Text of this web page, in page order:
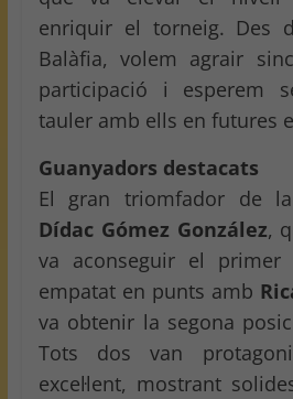
enriquir el torneig. Des
Balàfia, volem agrair
participació i esperem
tauler amb ells en futures
Guanyadors destacats
El gran triomfador de
Dídac Gómez González,
va aconseguir el
empatat en punts amb
va obtenir la segona
Tots dos van
excel·lent, mostrant